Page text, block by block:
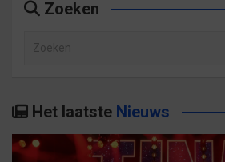
Zoeken
e
n
Het laatste Nieuws